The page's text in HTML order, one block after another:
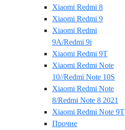
Xiaomi Redmi 8
Xiaomi Redmi 9
Xiaomi Redmi
9A/Redmi 9i
Xiaomi Redmi 9T
Xiaomi Redmi Note
10//Redmi Note 10S
Xiaomi Redmi Note
8/Redmi Note 8 2021
Xiaomi Redmi Note 9T
Прочие